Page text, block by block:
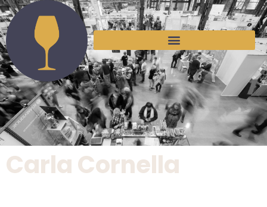
Carla Cornella